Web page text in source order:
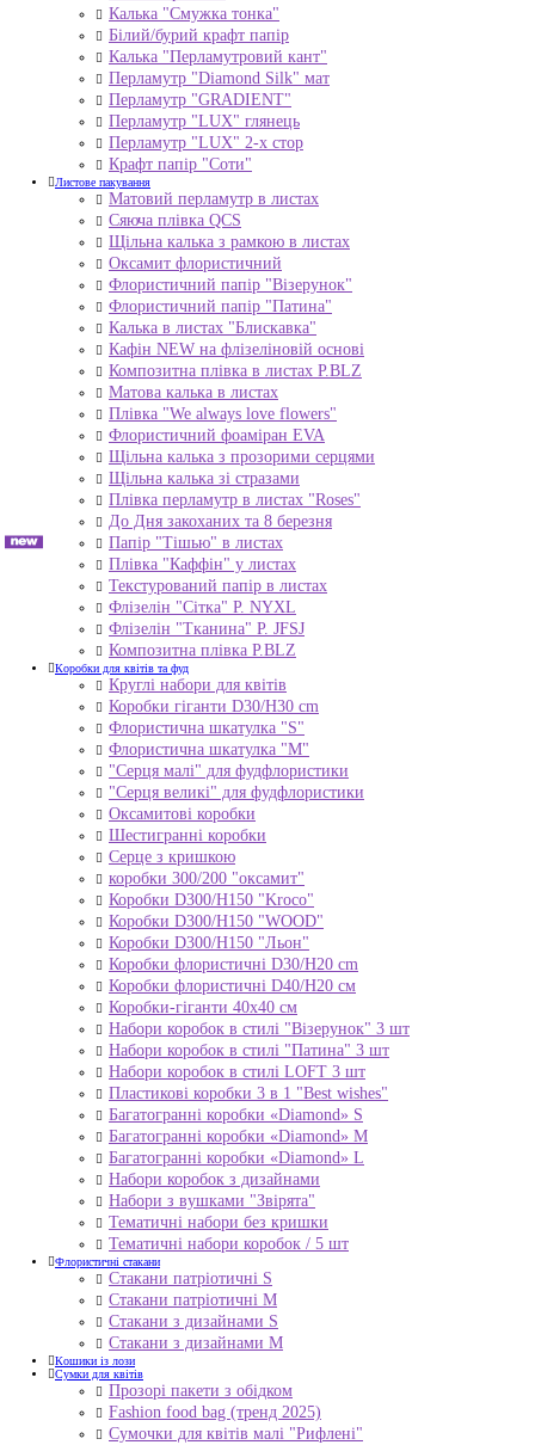
Калька "Смужка тонка"
Білий/бурий крафт папір
Калька "Перламутровий кант"
Перламутр "Diamond Silk" мат
Перламутр "GRADIENT"
Перламутр "LUX" глянець
Перламутр "LUX" 2-х стор
Крафт папір "Соти"
Листове пакування
Матовий перламутр в листах
Сяюча плівка QCS
Щільна калька з рамкою в листах
Оксамит флористичний
Флористичний папір "Візерунок"
Флористичний папір "Патина"
Калька в листах "Блискавка"
Кафін NEW на флізеліновій основі
Композитна плівка в листах Р.BLZ
Матова калька в листах
Плівка "We always love flowers"
Флористичний фоаміран EVA
Щільна калька з прозорими серцями
Щільна калька зі стразами
Плівка перламутр в листах "Roses"
До Дня закоханих та 8 березня
Папір "Тішью" в листах
Плівка "Каффін" у листах
Текстурований папір в листах
Флізелін "Сітка" P. NYXL
Флізелін "Тканина" P. JFSJ
Композитна плівка Р.BLZ
Коробки для квітів та фуд
Круглі набори для квітів
Коробки гіганти D30/H30 cm
Флористична шкатулка "S"
Флористична шкатулка "М"
"Серця малі" для фудфлористики
"Серця великі" для фудфлористики
Оксамитові коробки
Шестигранні коробки
Серце з кришкою
коробки 300/200 "оксамит"
Коробки D300/H150 "Kroco"
Коробки D300/H150 "WOOD"
Коробки D300/H150 "Льон"
Коробки флористичні D30/H20 cm
Коробки флористичні D40/H20 cм
Коробки-гіганти 40x40 см
Набори коробок в стилі "Візерунок" 3 шт
Набори коробок в стилі "Патина" 3 шт
Набори коробок в стилі LOFT 3 шт
Пластикові коробки 3 в 1 "Best wishes"
Багатогранні коробки «Diamond» S
Багатогранні коробки «Diamond» M
Багатогранні коробки «Diamond» L
Набори коробок з дизайнами
Набори з вушками "Звірята"
Тематичні набори без кришки
Тематичні набори коробок / 5 шт
Флористичні стакани
Стакани патріотичні S
Стакани патріотичні М
Стакани з дизайнами S
Стакани з дизайнами М
Кошики із лози
Сумки для квітів
Прозорі пакети з обідком
Fashion food bag (тренд 2025)
Сумочки для квітів малі "Рифлені"